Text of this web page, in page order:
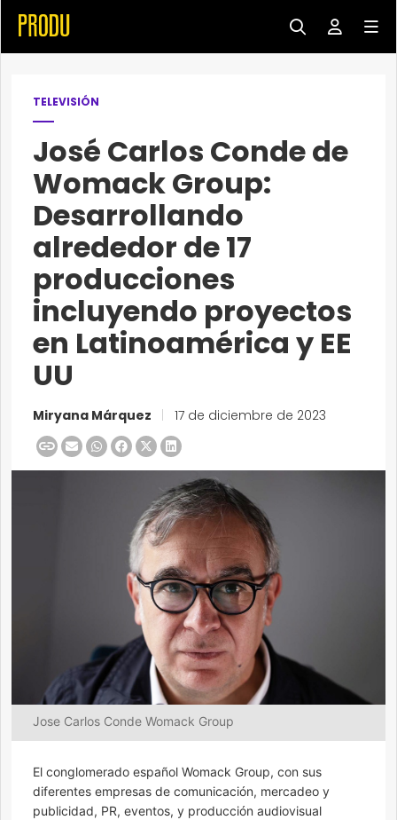
TELEVISIÓN
José Carlos Conde de
Womack Group:
Desarrollando
alrededor de 17
producciones
incluyendo proyectos
en Latinoamérica y EE
UU
Miryana Márquez 17 de diciembre de 2023
Jose Carlos Conde Womack Group
El conglomerado español Womack Group, con sus
diferentes empresas de comunicación, mercadeo y
publicidad, PR, eventos, y producción audiovisual